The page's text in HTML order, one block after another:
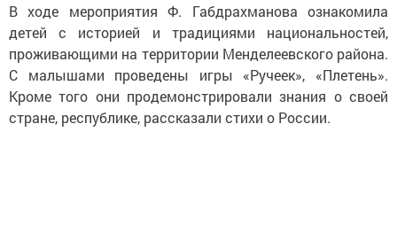
В ходе мероприятия Ф. Габдрахманова ознакомила
детей с историей и традициями национальностей,
проживающими на территории Менделеевского района.
С малышами проведены игры «Ручеек», «Плетень».
Кроме того они продемонстрировали знания о своей
стране, республике, рассказали стихи о России.